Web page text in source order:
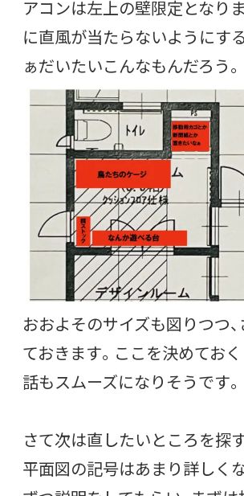
アコンは左上の壁限定となり
に直風が当たらないようにす
ぁだいたいこんなもんだろう。
おおよそのサイズも図りつつ
ておきます。ここを決めてお
話もスムーズになりそうです。
さて次は直したいところを探
平面図の記号はあまり詳しく